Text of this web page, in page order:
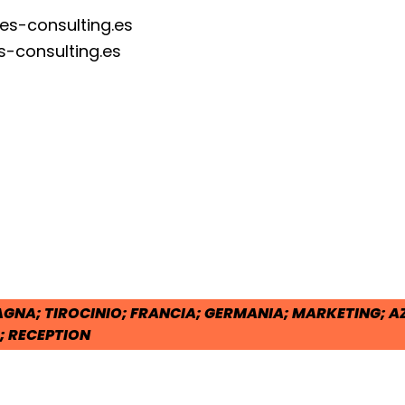
consulting.es
consulting.es
su Facebook - apre una nuova
su X - apre una nuova finestra del
il link e condividi - apre una nuova
TIROCINIO; FRANCIA; GERMANIA; MARKETING;